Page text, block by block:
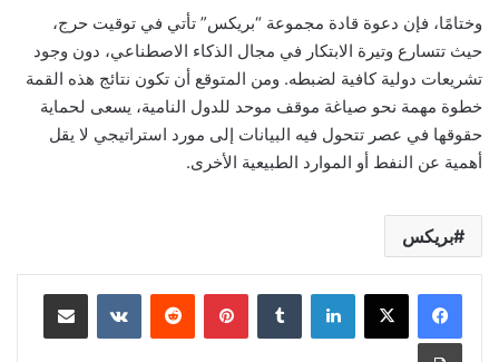
وختامًا، فإن دعوة قادة مجموعة “بريكس” تأتي في توقيت حرج،
حيث تتسارع وتيرة الابتكار في مجال الذكاء الاصطناعي، دون وجود
تشريعات دولية كافية لضبطه. ومن المتوقع أن تكون نتائج هذه القمة
خطوة مهمة نحو صياغة موقف موحد للدول النامية، يسعى لحماية
حقوقها في عصر تتحول فيه البيانات إلى مورد استراتيجي لا يقل
أهمية عن النفط أو الموارد الطبيعية الأخرى.
بريكس
لينكدإن بينتيريست مشاركة عبر البريد
طباعة